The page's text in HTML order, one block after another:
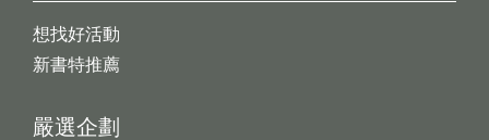
想找好活動
新書特推薦
嚴選企劃